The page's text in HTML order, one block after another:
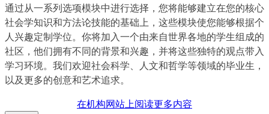
通过从一系列选项模块中进行选择，您将能够建立在您的核心
社会学知识和方法论技能的基础上，这些模块使您能够根据个
人兴趣定制学位。你将加入一个由来自世界各地的学生组成的
社区，他们拥有不同的背景和兴趣，并将这些独特的观点带入
学习环境。我们欢迎社会科学、人文和哲学等领域的毕业生，
以及更多的创意和艺术追求。
在机构网站上阅读更多内容